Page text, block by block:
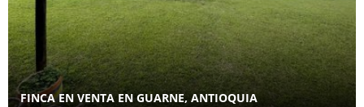
FINCA EN VENTA EN GUARNE, ANTIOQUIA